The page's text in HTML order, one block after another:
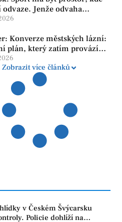
odvaze. Jenže odvaha
kde se bojí udělat chybu.
Konverze městských lázní:
plán, který zatím provází
než jistot
Zobrazit více článků
v Českém Švýcarsku
Policie dohlíží na